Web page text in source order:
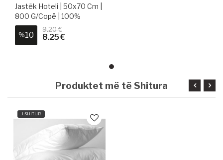
Jastëk Hoteli | 50x70 Cm |
800 G/copë | 100%
Pambuk
%10
9.20 €
8.25 €
Produktet më të Shitura
I SHITUR